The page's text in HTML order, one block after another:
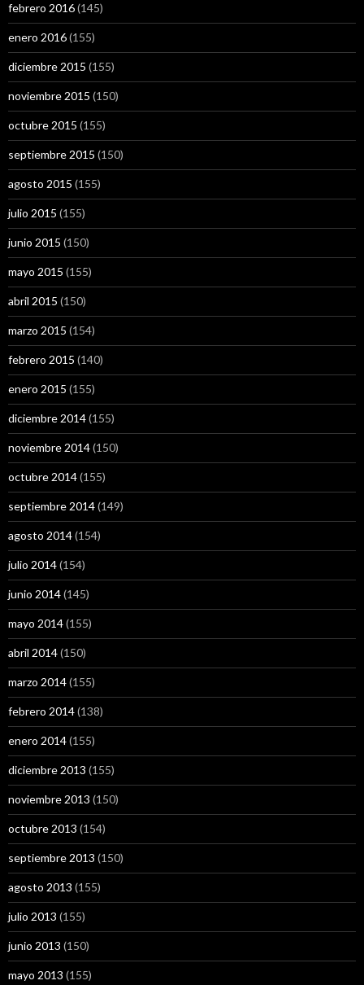
febrero 2016(145)
enero 2016(155)
diciembre 2015 (155)
noviembre 2015 (150)
octubre 2015 (155)
septiembre 2015 (150)
agosto 2015 (155)
julio 2015 (155)
junio 2015 (150)
mayo 2015 (155)
abril 2015 (150)
marzo 2015 (154)
febrero 2015 (140)
enero 2015 (155)
diciembre 2014(155)
noviembre 2014(150)
octubre 2014(155)
septiembre 2014(149)
agosto 2014(154)
julio 2014(154)
junio 2014(145)
mayo 2014(155)
abril 2014(150)
marzo 2014(155)
febrero 2014(138)
enero 2014(155)
diciembre 2013 (155)
noviembre 2013 (150)
octubre 2013 (154)
septiembre 2013 (150)
agosto 2013 (155)
julio 2013 (155)
junio 2013 (150)
mayo 2013 (155)